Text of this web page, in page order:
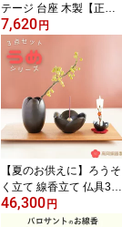
テージ 台座 木製【正規
品】手元供養ステージ
【もくだい Sサイズ くる
み/サーモアッシュ】供養
台 手元供養台 ステージ
骨壺檀 木製 仏具 コンパ
クト 骨壷 台座 飾り台 墓
じまい
7,620円
【夏のお供えに】ろうそ
く立て 線香立て 仏具3点
セット 国産『うめ型 ろ
うそく立て 香炉 花立 う
46,300円